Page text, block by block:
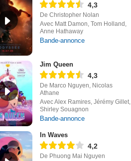
4,3
De Christopher Nolan
Avec Matt Damon, Tom Holland,
Anne Hathaway
Bande-annonce
Jim Queen
4,3
De Marco Nguyen, Nicolas
Athane
Avec Alex Ramires, Jérémy Gillet,
Shirley Souagnon
Bande-annonce
In Waves
4,2
De Phuong Mai Nguyen